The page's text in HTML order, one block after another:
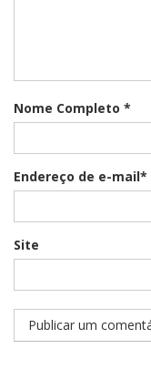
Nome Completo *
Endereço de e-mail*
Site